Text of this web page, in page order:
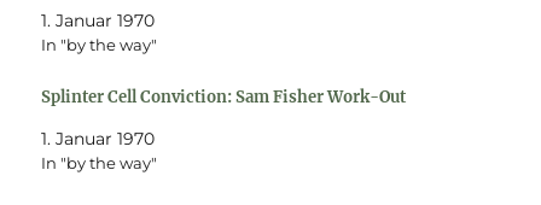
1. Januar 1970
In "by the way"
Splinter Cell Conviction: Sam Fisher Work-Out
1. Januar 1970
In "by the way"